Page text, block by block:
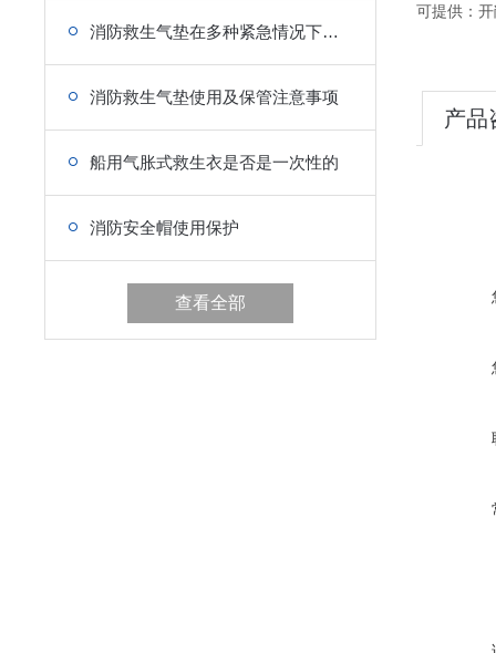
消防救生气垫在多种紧急情况下的重要性
消防救生气垫使用及保管注意事项
船用气胀式救生衣是否是一次性的
消防安全帽使用保护
查看全部
可提供：
产品